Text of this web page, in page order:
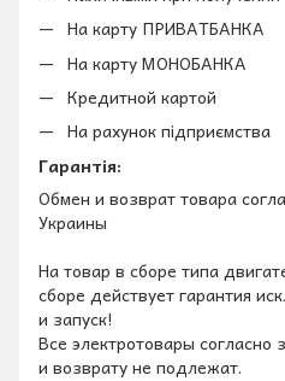
На карту ПРИВАТБАНКА
На карту МОНОБАНКА
Кредитной картой
На рахунок підприємства
Гарантія:
Обмен и возврат товара
Украины
На товар в сборе типа
сборе действует гарантия
и запуск!
Все электротовары согласно
и возврату не подлежат.